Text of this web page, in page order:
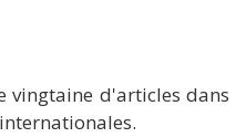
vingtaine d'articles dans